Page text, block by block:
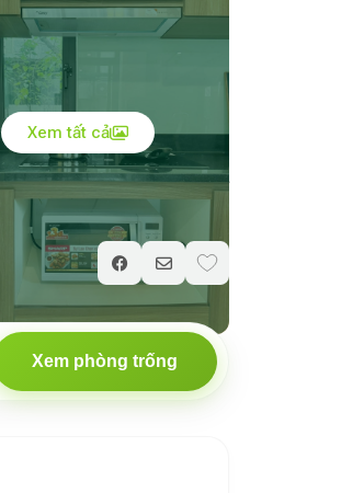
Xem tất cả
Giá chỉ từ
1.500.000
Xem phòng trống